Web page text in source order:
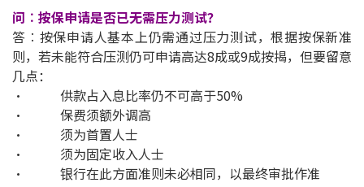
联络我们
联络方式
网上申请按揭转介
条款及细则
私隐政策
问︰按保申请是否已无需压力测试？
答︰按保申请人基本上仍需通过压力测试，根据按保新准
则，若未能符合压测仍可申请高达8成或9成按揭，但要留意
几点：
• 供款占入息比率仍不可高于50%
• 保费须额外调高
• 须为首置人士
• 须为固定收入人士
• 银行在此方面准则未必相同，以最终审批作准